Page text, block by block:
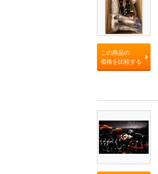
この商品の
価格を比較する